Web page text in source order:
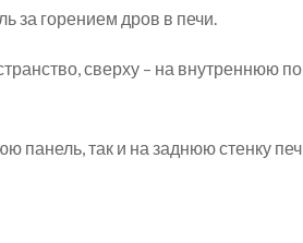
за горением дров в печи.
сверху – на внутреннюю
панель, так и на заднюю стенку